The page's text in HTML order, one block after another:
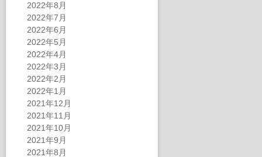
2022年8月
2022年7月
2022年6月
2022年5月
2022年4月
2022年3月
2022年2月
2022年1月
2021年12月
2021年11月
2021年10月
2021年9月
2021年8月